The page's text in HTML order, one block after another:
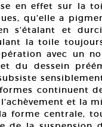
en effet sur la
qu’elle a
s’étalant et
la toile
avec un
du dessein
continuent
et la
forme centrale,